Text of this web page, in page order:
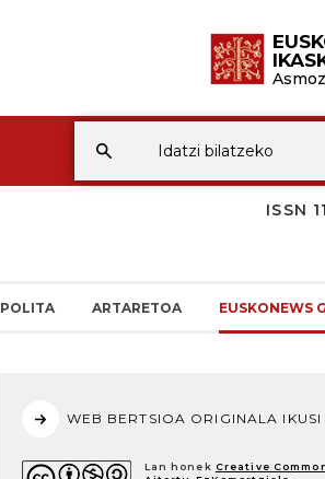
ISSN
ARTARETOA EUSKONEWS
WEB BERTSIOA ORIGINALA IKUSI
Lan honek Creative